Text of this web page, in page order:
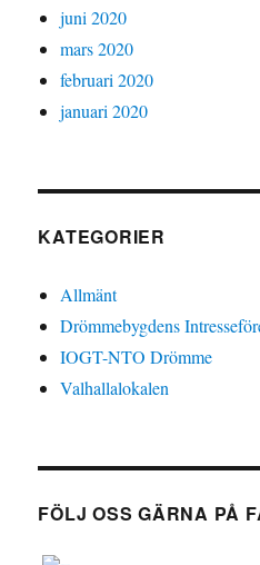
juni 2020
mars 2020
februari 2020
januari 2020
KATEGORIER
Allmänt
Drömmebygdens
IOGT-NTO Drömme
Valhallalokalen
FÖLJ OSS GÄRNA PÅ